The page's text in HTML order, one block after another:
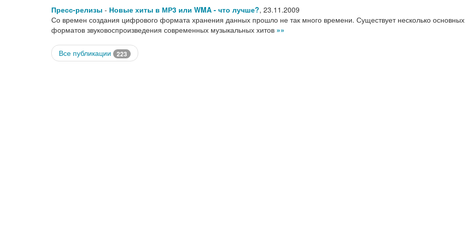
Пресс-релизы - Новые хиты в МР3 или WMA - что лучше?, 23.11.2009
Со времен создания цифрового формата хранения данных прошло не так много времени. Существует несколько основных
форматов звуковоспроизведения современных музыкальных хитов »»
Все публикации 223